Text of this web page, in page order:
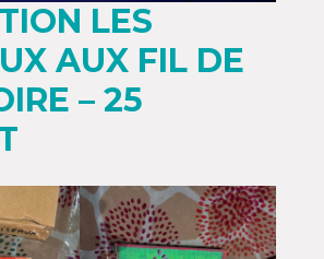
LES
AUX FIL DE
– 25